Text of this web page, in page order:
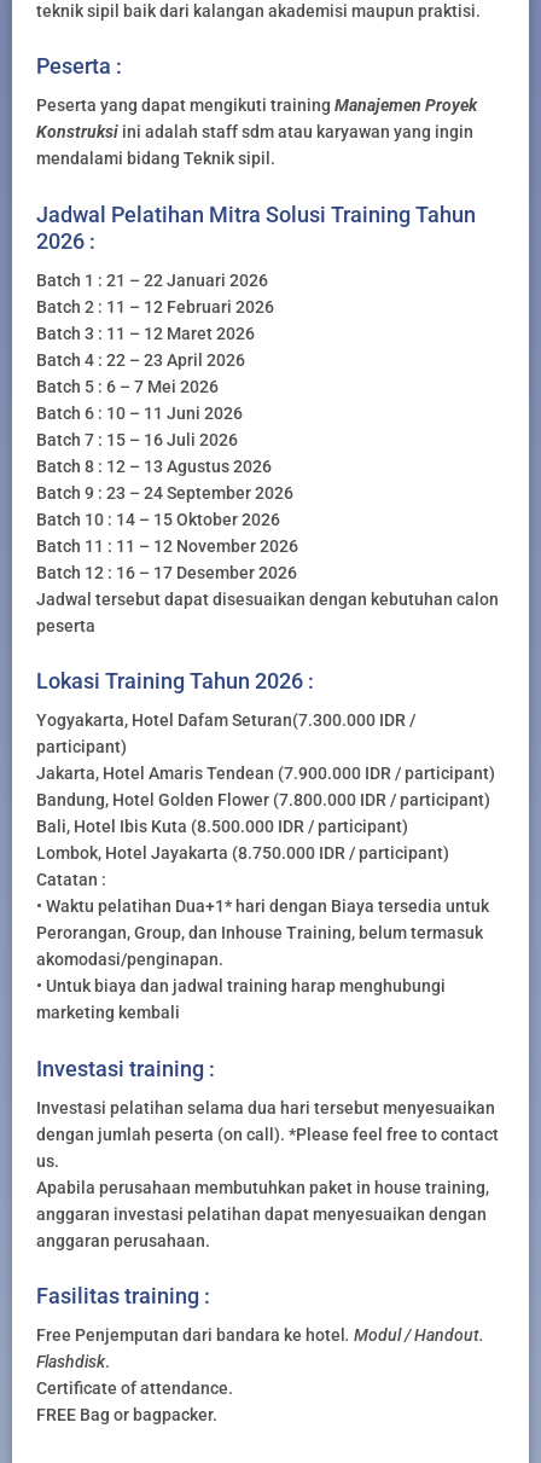
teknik sipil baik dari kalangan akademisi maupun praktisi.
Peserta :
Peserta yang dapat mengikuti training Manajemen Proyek
Konstruksi ini adalah staff sdm atau karyawan yang ingin
mendalami bidang Teknik sipil.
Jadwal Pelatihan Mitra Solusi Training Tahun
2026 :
Batch 1 : 21 – 22 Januari 2026
Batch 2 : 11 – 12 Februari 2026
Batch 3 : 11 – 12 Maret 2026
Batch 4 : 22 – 23 April 2026
Batch 5 : 6 – 7 Mei 2026
Batch 6 : 10 – 11 Juni 2026
Batch 7 : 15 – 16 Juli 2026
Batch 8 : 12 – 13 Agustus 2026
Batch 9 : 23 – 24 September 2026
Batch 10 : 14 – 15 Oktober 2026
Batch 11 : 11 – 12 November 2026
Batch 12 : 16 – 17 Desember 2026
Jadwal tersebut dapat disesuaikan dengan kebutuhan calon
peserta
Lokasi Training Tahun 2026 :
Yogyakarta, Hotel Dafam Seturan(7.300.000 IDR /
participant)
Jakarta, Hotel Amaris Tendean (7.900.000 IDR / participant)
Bandung, Hotel Golden Flower (7.800.000 IDR / participant)
Bali, Hotel Ibis Kuta (8.500.000 IDR / participant)
Lombok, Hotel Jayakarta (8.750.000 IDR / participant)
Catatan :
• Waktu pelatihan Dua+1* hari dengan Biaya tersedia untuk
Perorangan, Group, dan Inhouse Training, belum termasuk
akomodasi/penginapan.
• Untuk biaya dan jadwal training harap menghubungi
marketing kembali
Investasi training :
Investasi pelatihan selama dua hari tersebut menyesuaikan
dengan jumlah peserta (on call). *Please feel free to contact
us.
Apabila perusahaan membutuhkan paket in house training,
anggaran investasi pelatihan dapat menyesuaikan dengan
anggaran perusahaan.
Fasilitas training :
Free Penjemputan dari bandara ke hotel . Modul / Handout.
Flashdisk.
Certificate of attendance.
FREE Bag or bagpacker.